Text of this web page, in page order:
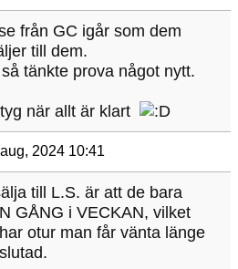
från GC igår som dem
till dem.
tänkte prova något nytt.
när allt är klart
2024 10:41
till L.S. är att de bara
GÅNG i VECKAN, vilket
otur man får vänta länge